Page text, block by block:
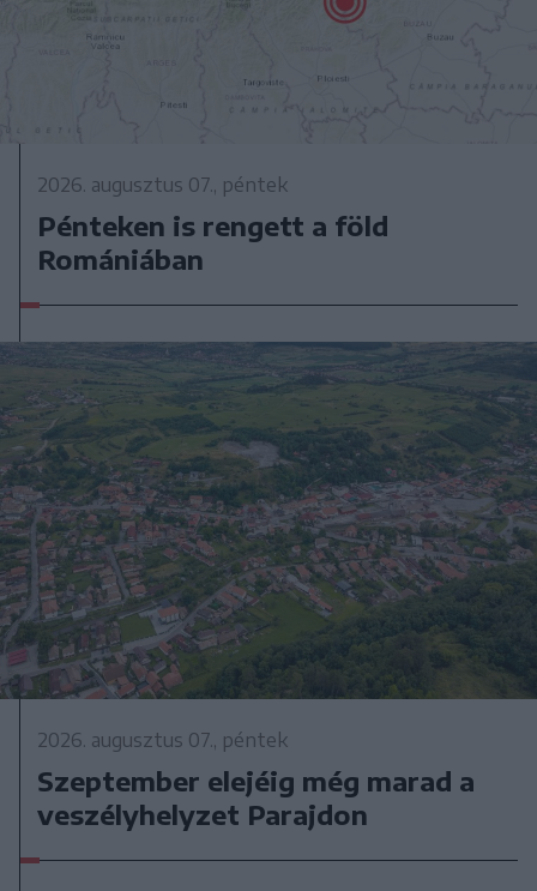
2026. augusztus 07., péntek
Pénteken is rengett a föld
Romániában
2026. augusztus 07., péntek
Szeptember elejéig még marad a
veszélyhelyzet Parajdon